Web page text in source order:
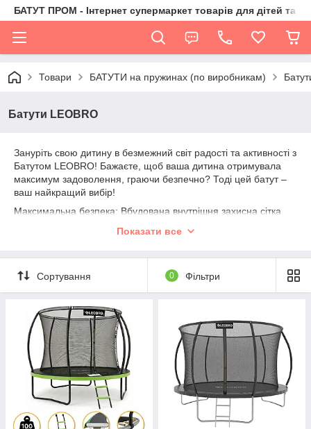
БАТУТ ПРОМ - Інтернет супермаркет товарів для дітей та їх
Товари БАТУТИ на пружинах (по виробникам)
Батути LEOBRO
Зануріть свою дитину в безмежний світ радості та активності з
Батутом LEOBRO! Бажаєте, щоб ваша дитина отримувала
максимум задоволення, граючи безпечно? Тоді цей батут –
ваш найкращий вибір!
Максимальна безпека: Вбудована внутрішня захисна сітка
можете бути впевнені, що ваша дитина залишається в
Висока якість та надійність: Батут LEOBRO Premium Pro
виготовлений із високоякісних матеріалів, що гарантує його
довговічність та надійність.
Показати все
Сортування 0 Фільтри